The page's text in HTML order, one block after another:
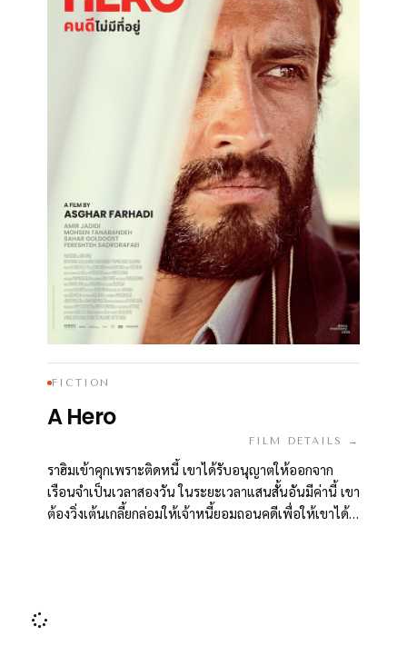
FICTION
A Hero
FILM DETAILS →
ราฮิมเข้าคุกเพราะติดหนี้ เขาได้รับอนุญาตให้ออกจาก
เรือนจำเป็นเวลาสองวัน ในระยะเวลาแสนสั้นอันมีค่านี้ เขา
ต้องวิ่งเต้นเกลี้ยกล่อมให้เจ้าหนี้ยอมถอนคดีเพื่อให้เขาได้